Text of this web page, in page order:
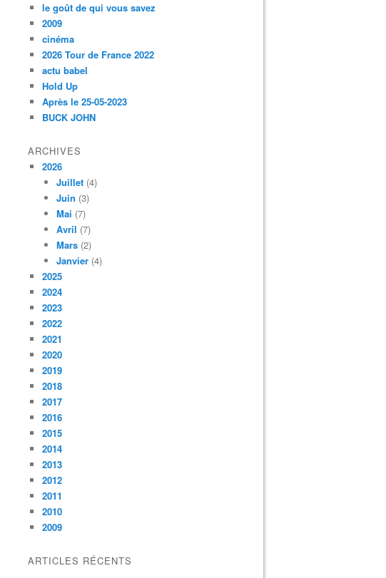
le goût de qui vous savez
2009
cinéma
2026 Tour de France 2022
actu babel
Hold Up
Après le 25-05-2023
BUCK JOHN
ARCHIVES
2026
Juillet (4)
Juin (3)
Mai (7)
Avril (7)
Mars (2)
Janvier (4)
2025
2024
2023
2022
2021
2020
2019
2018
2017
2016
2015
2014
2013
2012
2011
2010
2009
ARTICLES RÉCENTS